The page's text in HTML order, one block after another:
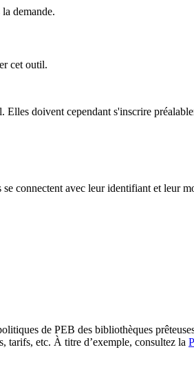
demande.
cet outil.
Elles doivent cependant s'inscrire
connectent avec leur identifiant et leur
de PEB des bibliothèques
tarifs, etc. À titre d’exemple, consultez la